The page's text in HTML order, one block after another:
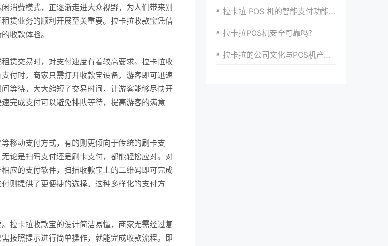
消费模式，正逐渐走进大众视野，为人们带来别
赁业务的顺利开展至关重要。拉卡拉收款宝凭借
收款体验。
赁交易时，对支付速度有着较高要求。拉卡拉收
付时，商家只需打开收款宝设备，游客即可迅速
等待，大大缩短了交易时间，让游客能够尽快开
完成支付可以避免排队等待，提高游客的满意
移动支付方式，有的则更倾向于传统的刷卡支
论是扫码支付还是刷卡支付，都能轻松应对。对
应的支付软件，扫描收款宝上的二维码即可完成
则提供了更便捷的选择。这种多样化的支付方
拉卡拉收款宝的设计简洁易懂，商家无需经过复
按照提示进行简单操作，就能完成收款流程。即
拉卡拉 POS 机的智能支付功能解析
拉卡拉POS机安全可靠吗？
拉卡拉的公司文化与POS机产品差异化竞争优势